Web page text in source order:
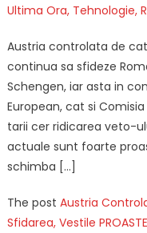
Ultima Ora, Tehnologie,
Austria controlata de
continua sa sfideze
Schengen, iar asta in
European, cat si
tarii cer ridicarea veto-
actuale sunt foarte
schimba […]
The post Austria
Sfidarea, Vestile